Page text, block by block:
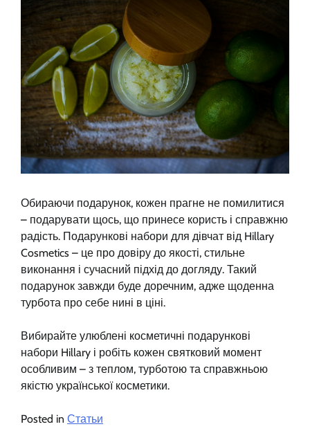
Обираючи подарунок, кожен прагне не помилитися
– подарувати щось, що принесе користь і справжню
радість. Подарункові набори для дівчат від Hillary
Cosmetics – це про довіру до якості, стильне
виконання і сучасний підхід до догляду. Такий
подарунок завжди буде доречним, адже щоденна
турбота про себе нині в ціні.
Вибирайте улюблені косметичні подарункові
набори Hillary і робіть кожен святковий момент
особливим – з теплом, турботою та справжньою
якістю української косметики.
Posted in Статьи